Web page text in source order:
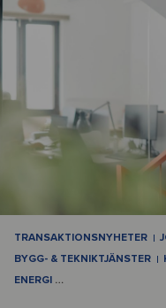
TRANSAKTIONSNYHETER
BYGG- & TEKNIKTJÄNSTER
ENERGI …